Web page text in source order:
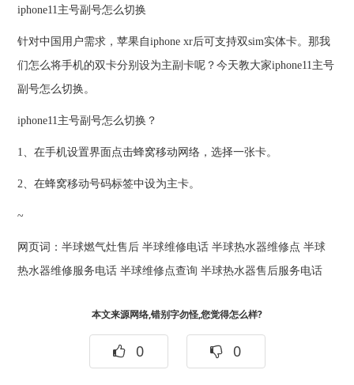
iphone11主号副号怎么切换
针对中国用户需求，苹果自iphone xr后可支持双sim实体卡。那我
们怎么将手机的双卡分别设为主副卡呢？今天教大家iphone11主号
副号怎么切换。
iphone11主号副号怎么切换？
1、在手机设置界面点击蜂窝移动网络，选择一张卡。
2、在蜂窝移动号码标签中设为主卡。
~
网页词：半球燃气灶售后 半球维修电话 半球热水器维修点 半球
热水器维修服务电话 半球维修点查询 半球热水器售后服务电话
本文来源网络,错别字勿怪,您觉得怎么样?
0 0